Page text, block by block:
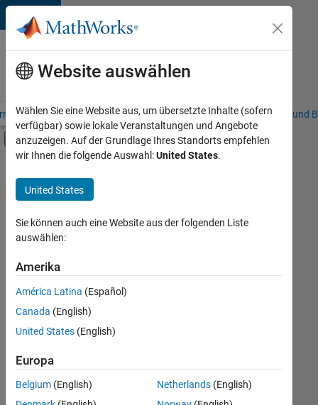
Weiter zum Inhalt
Karriere
bei
MathWorks
– Übersicht Stellensuche Niederlassungen Studierende und
Umschaltung für Off-Canvas-
Hauptinhalt
Information Technology
Commercial Sales
Customer Support
Finance and Operations
Legal
+4
Derzeit
es
keine
offenen
Stellen,
Ihren
Suchkriterien
entsprechen.
Website auswählen
Wählen Sie eine Website aus, um übersetzte Inhalte (sofern
verfügbar) sowie lokale Veranstaltungen und Angebote
anzuzeigen. Auf der Grundlage Ihres Standorts empfehlen
wir Ihnen die folgende Auswahl:United States.
United States
Sie können auch eine Website aus der folgenden Liste
auswählen:
Amerika
América Latina (Español)
Canada (English)
United States (English)
Europa
Belgium (English)
Netherlands(English)